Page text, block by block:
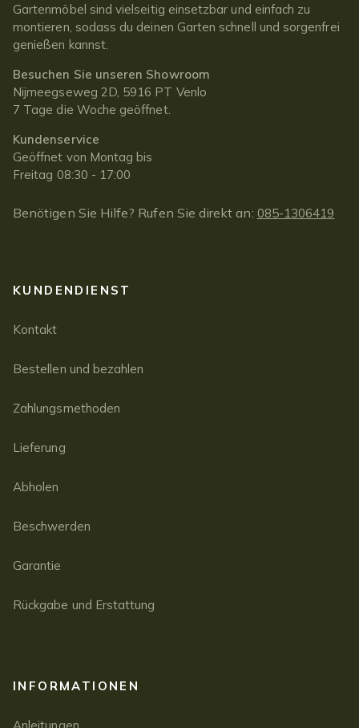
Gartenmöbel sind vielseitig einsetzbar und einfach zu
montieren, sodass du deinen Garten schnell und sorgenfrei
genießen kannst.
Besuchen Sie unseren Showroom
Nijmeegseweg 2D, 5916 PT Venlo
7 Tage die Woche geöffnet.
Kundenservice
Geöffnet von Montag bis
Freitag 08:30 - 17:00
Benötigen Sie Hilfe? Rufen Sie direkt an: 085-1306419
KUNDENDIENST
Kontakt
Bestellen und bezahlen
Zahlungsmethoden
Lieferung
Abholen
Beschwerden
Garantie
Rückgabe und Erstattung
INFORMATIONEN